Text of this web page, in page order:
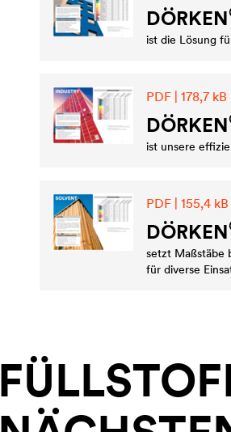
DÖRKEN
ist die Lösung
PDF | 178,7 kB
DÖRKEN
ist unsere
PDF | 155,4 kB
DÖRKEN
setzt Maßstäbe
für diverse